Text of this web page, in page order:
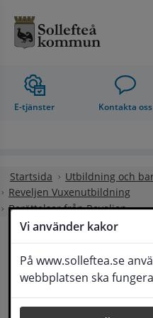
Vi använder kakor
På www.solleftea.se
webbplatsen ska
E-tjänster Kontakta oss
Startsida
Utbildning och
Reveljen Vuxenutbildning
Berättelser från Reveljen
Varför ska du prata
med en SYV? Möt